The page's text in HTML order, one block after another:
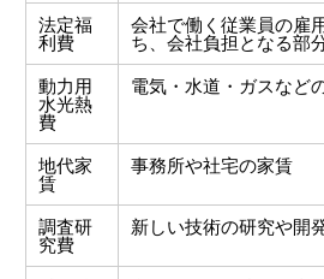
法定福
利費
会社で働く従業員の雇
ち、会社負担となる部
動力用
水光熱
費
電気・水道・ガスなど
地代家
賃
事務所や社宅の家賃
調査研
究費
新しい技術の研究や開